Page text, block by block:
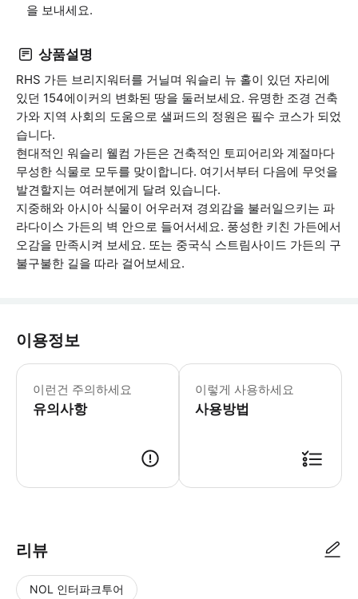
을 보내세요.
상품설명
RHS 가든 브리지워터를 거닐며 워슬리 뉴 홀이 있던 자리에
있던 154에이커의 변화된 땅을 둘러보세요. 유명한 조경 건축
가와 지역 사회의 도움으로 샐퍼드의 정원은 필수 코스가 되었
습니다.
현대적인 워슬리 웰컴 가든은 건축적인 토피어리와 계절마다
무성한 식물로 모두를 맞이합니다. 여기서부터 다음에 무엇을
발견할지는 여러분에게 달려 있습니다.
지중해와 아시아 식물이 어우러져 경외감을 불러일으키는 파
라다이스 가든의 벽 안으로 들어서세요. 풍성한 키친 가든에서
오감을 만족시켜 보세요. 또는 중국식 스트림사이드 가든의 구
불구불한 길을 따라 걸어보세요.
이용정보
이런건 주의하세요
유의사항
정원을 산책하는 데 2~6시간이 소요
이렇게 사용하세요
사용방법
리뷰
NOL 인터파크투어